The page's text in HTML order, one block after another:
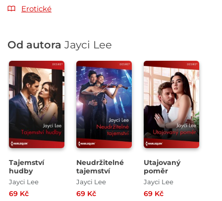
Erotické
Od autora Jayci Lee
Tajemství
hudby
Jayci Lee
69 Kč
Neudržitelné
tajemství
Jayci Lee
69 Kč
Utajovaný
poměr
Jayci Lee
69 Kč